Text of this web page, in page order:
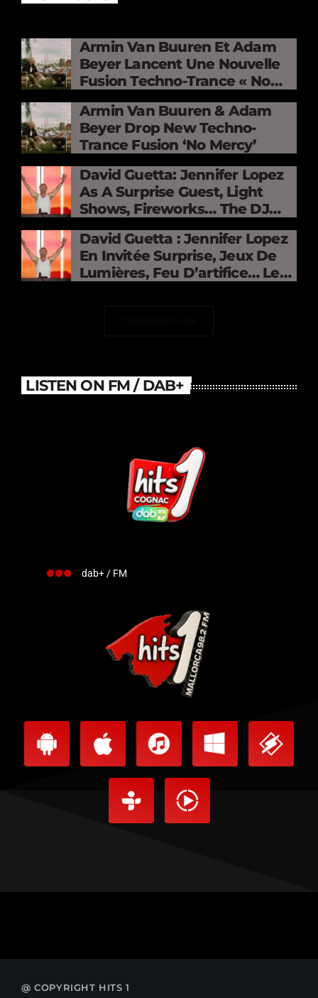
Armin Van Buuren Et Adam
Beyer Lancent Une Nouvelle
Fusion Techno-Trance « No
Armin Van Buuren & Adam
Beyer Drop New Techno-
Trance Fusion ‘No Mercy’
David Guetta: Jennifer Lopez
As A Surprise Guest, Light
Shows, Fireworks… The DJ
France
David Guetta : Jennifer Lopez
En Invitée Surprise, Jeux De
Lumières, Feu D’artifice… Le
LISTEN ON FM / DAB+
dab+ / FM
@ COPYRIGHT HITS 1